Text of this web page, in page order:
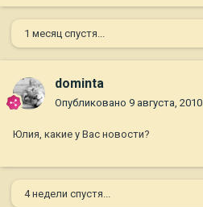
1 месяц спустя...
dominta
Опубликовано 9 августа, 2010
Юлия, какие у Вас новости?
4 недели спустя...